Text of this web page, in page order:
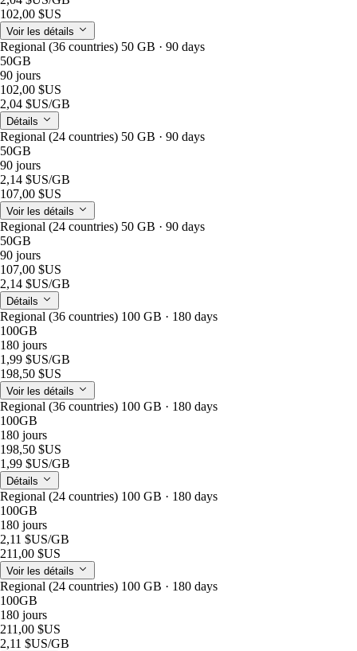
102,00 $US
Voir les détails
Regional (36 countries) 50 GB · 90 days
50GB
90 jours
102,00 $US
2,04 $US/GB
Détails
Regional (24 countries) 50 GB · 90 days
50GB
90 jours
2,14 $US/GB
107,00 $US
Voir les détails
Regional (24 countries) 50 GB · 90 days
50GB
90 jours
107,00 $US
2,14 $US/GB
Détails
Regional (36 countries) 100 GB · 180 days
100GB
180 jours
1,99 $US/GB
198,50 $US
Voir les détails
Regional (36 countries) 100 GB · 180 days
100GB
180 jours
198,50 $US
1,99 $US/GB
Détails
Regional (24 countries) 100 GB · 180 days
100GB
180 jours
2,11 $US/GB
211,00 $US
Voir les détails
Regional (24 countries) 100 GB · 180 days
100GB
180 jours
211,00 $US
2,11 $US/GB